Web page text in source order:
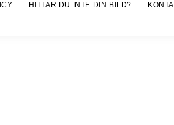
HITTAR DU INTE DIN BILD?